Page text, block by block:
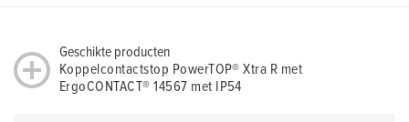
Geschikte producten
Koppelcontactstop PowerTOP® Xtra R met
ErgoCONTACT® 14567 met IP54